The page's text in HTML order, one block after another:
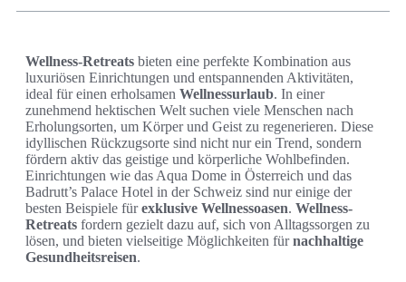
Wellness-Retreats bieten eine perfekte Kombination aus
luxuriösen Einrichtungen und entspannenden Aktivitäten,
ideal für einen erholsamen Wellnessurlaub. In einer
zunehmend hektischen Welt suchen viele Menschen nach
Erholungsorten, um Körper und Geist zu regenerieren. Diese
idyllischen Rückzugsorte sind nicht nur ein Trend, sondern
fördern aktiv das geistige und körperliche Wohlbefinden.
Einrichtungen wie das Aqua Dome in Österreich und das
Badrutt’s Palace Hotel in der Schweiz sind nur einige der
besten Beispiele fürexklusive Wellnessoasen. Wellness-
Retreats fordern gezielt dazu auf, sich von Alltagssorgen zu
lösen, und bieten vielseitige Möglichkeiten fürnachhaltige
Gesundheitsreisen.